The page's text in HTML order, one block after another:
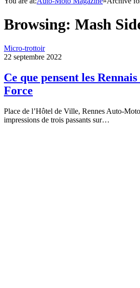
Browsing: Mash
Micro-trottoir
22 septembre 2022
Ce que pensent les
Force
Place de l’Hôtel de Ville, Rennes Auto-
impressions de trois passants sur…